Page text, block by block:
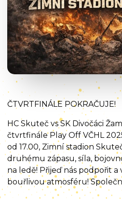
ČTVRTFINÁLE POKRAČUJE!
HC Skuteč vs SK Divočáci
čtvrtfinále Play Off VČHL
od 17.00, Zimní stadion
druhému zápasu, síla,
na ledě! Přijeď nás podpořit a
bouřlivou atmosféru!